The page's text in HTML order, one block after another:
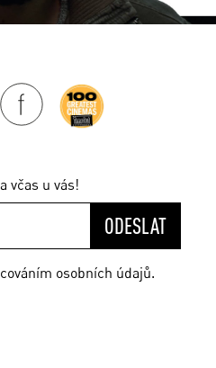
včas u vás!
ODESLAT
osobních údajů.